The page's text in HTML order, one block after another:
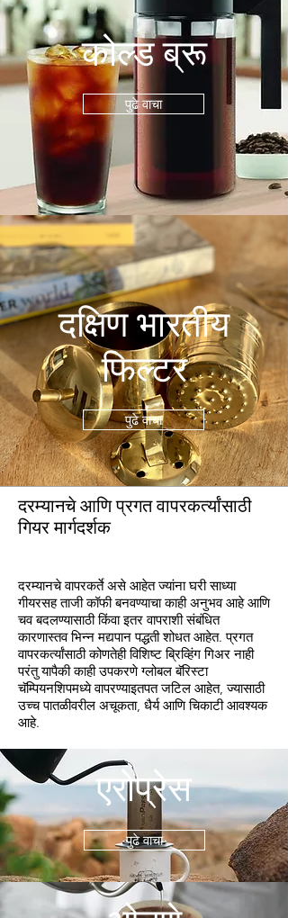
कोल्ड ब्रू
पुढे वाचा
दक्षिण भारतीय
फिल्टर
पुढे वाचा
दरम्यानचे आणि प्रगत वापरकर्त्यांसाठी
गियर मार्गदर्शक
दरम्यानचे वापरकर्ते असे आहेत ज्यांना घरी साध्या
गीयरसह ताजी कॉफी बनवण्याचा काही अनुभव आहे आणि
चव बदलण्यासाठी किंवा इतर वापराशी संबंधित
कारणास्तव भिन्न मद्यपान पद्धती शोधत आहेत. प्रगत
वापरकर्त्यांसाठी कोणतेही विशिष्ट ब्रिव्हिंग गिअर नाही
परंतु यापैकी काही उपकरणे ग्लोबल बॅरिस्टा
चॅम्पियनशिपमध्ये वापरण्याइतपत जटिल आहेत, ज्यासाठी
उच्च पातळीवरील अचूकता, धैर्य आणि चिकाटी आवश्यक
आहे.
एरोप्रेस
पुढे वाचा